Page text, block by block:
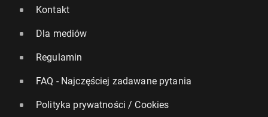
Kontakt
Dla mediów
Regulamin
FAQ - Najczęściej zadawane pytania
Polityka prywatności / Cookies